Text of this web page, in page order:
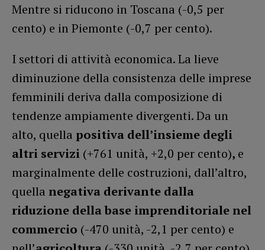
Mentre si riducono in Toscana (-0,5 per
cento) e in Piemonte (-0,7 per cento).
I settori di attività economica. La lieve
diminuzione della consistenza delle imprese
femminili deriva dalla composizione di
tendenze ampiamente divergenti. Da un
alto, quella positiva dell’insieme degli
altri servizi (+761 unità, +2,0 per cento), e
marginalmente delle costruzioni, dall’altro,
quella negativa derivante dalla
riduzione della base imprenditoriale nel
commercio (-470 unità, -2,1 per cento) e